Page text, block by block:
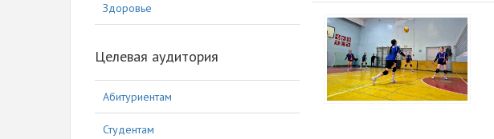
Здоровье
Целевая аудитория
Абитуриентам
Студентам